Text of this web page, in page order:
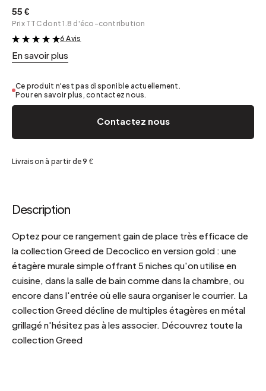
55 €
Prix TTC dont 1.8 d'éco-contribution
&
6 Avis
En savoir plus
Ce produit n'est pas disponible actuellement.
Pour en savoir plus, contactez nous.
Contactez nous
Livraison à partir de 9 €
Description
Optez pour ce rangement gain de place très efficace de
la collection Greed de Decoclico en version gold : une
étagère murale simple offrant 5 niches qu'on utilise en
cuisine, dans la salle de bain comme dans la chambre, ou
encore dans l'entrée où elle saura organiser le courrier. La
collection Greed décline de multiples étagères en métal
grillagé n'hésitez pas à les associer. Découvrez toute la
collection Greed